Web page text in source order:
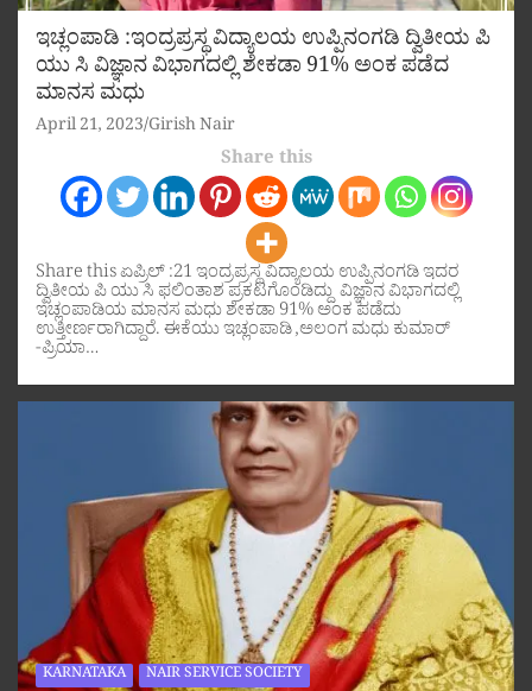
ಇಚ್ಲಂಪಾಡಿ :ಇಂದ್ರಪ್ರಸ್ಥ ವಿದ್ಯಾಲಯ ಉಪ್ಪಿನಂಗಡಿ ದ್ವಿತೀಯ ಪಿ
ಯು ಸಿ ವಿಜ್ಞಾನ ವಿಭಾಗದಲ್ಲಿ ಶೇಕಡಾ 91% ಅಂಕ ಪಡೆದ
ಮಾನಸ ಮಧು
April 21, 2023 Girish Nair
Share this
Share this ಏಪ್ರಿಲ್ :21 ಇಂದ್ರಪ್ರಸ್ಥ ವಿದ್ಯಾಲಯ ಉಪ್ಪಿನಂಗಡಿ ಇದರ
ದ್ವಿತೀಯ ಪಿ ಯು ಸಿ ಫಲಿಂತಾಶ ಪ್ರಕಟಗೊಂಡಿದ್ದು ವಿಜ್ಞಾನ ವಿಭಾಗದಲ್ಲಿ
ಇಚ್ಲಂಪಾಡಿಯ ಮಾನಸ ಮಧು ಶೇಕಡಾ 91% ಅಂಕ ಪಡೆದು
ಉತ್ತೀರ್ಣರಾಗಿದ್ದಾರೆ. ಈಕೆಯು ಇಚ್ಲಂಪಾಡಿ ,ಅಲಂಗ ಮಧು ಕುಮಾರ್
-ಪ್ರಿಯಾ…
KARNATAKA NAIR SERVICE SOCIETY